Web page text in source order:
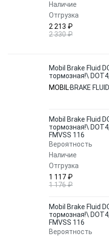
Наличие
Отгрузка
2 213 ₽
2 330 ₽
Mobil Brake Fluid
тормозная!\
ISO4925, FMVSS
MOBIL BRAKE
Mobil Brake Fluid
тормозная!\
FMVSS 116
Вероятность
Наличие
Отгрузка
1 117 ₽
1 176 ₽
Mobil Brake Fluid
тормозная!\
FMVSS 116
Вероятность